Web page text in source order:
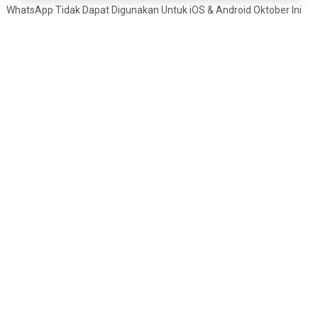
WhatsApp Tidak Dapat Digunakan Untuk iOS & Android Oktober Ini